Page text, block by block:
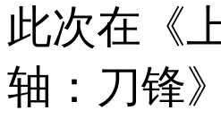
此次在《
轴：刀锋